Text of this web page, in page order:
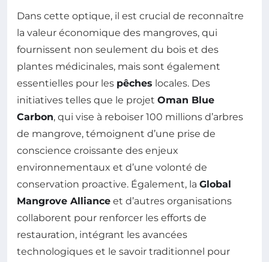
Dans cette optique, il est crucial de reconnaître
la valeur économique des mangroves, qui
fournissent non seulement du bois et des
plantes médicinales, mais sont également
essentielles pour les pêches locales. Des
initiatives telles que le projet Oman Blue
Carbon, qui vise à reboiser 100 millions d’arbres
de mangrove, témoignent d’une prise de
conscience croissante des enjeux
environnementaux et d’une volonté de
conservation proactive. Également, la Global
Mangrove Alliance et d’autres organisations
collaborent pour renforcer les efforts de
restauration, intégrant les avancées
technologiques et le savoir traditionnel pour